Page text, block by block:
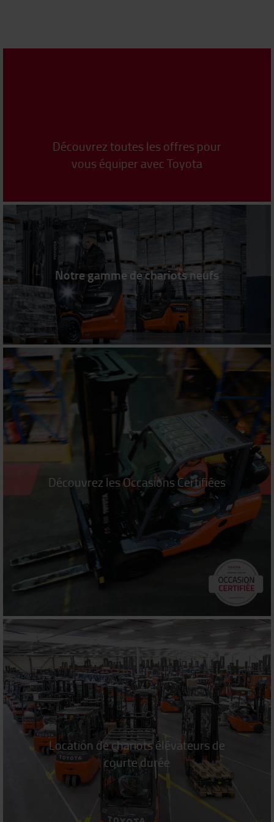
Découvrez toutes les offres pour
vous équiper avec Toyota
Notre gamme de chariotsneufs
Découvrez les Occasions Certifiées
Location de chariots élévateurs de
courte durée